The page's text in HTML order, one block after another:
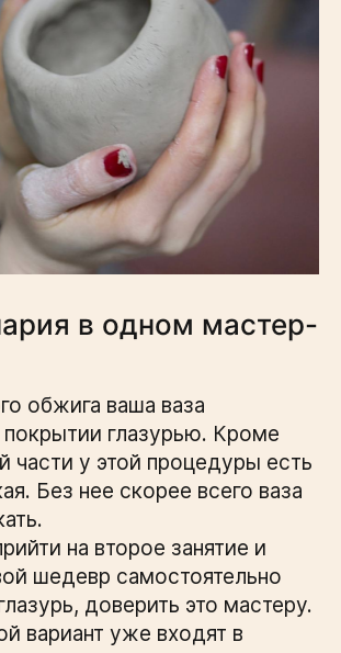
в одном мастер-
обжига ваша ваза
глазурью. Кроме
части у этой процедуры есть
Без нее скорее всего ваза
на второе занятие и
шедевр самостоятельно
доверить это мастеру.
вариант уже входят в